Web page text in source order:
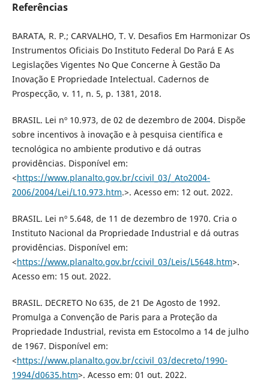
Referências
BARATA, R. P.; CARVALHO, T. V. Desafios Em Harmonizar Os
Instrumentos Oficiais Do Instituto Federal Do Pará E As
Legislações Vigentes No Que Concerne À Gestão Da
Inovação E Propriedade Intelectual. Cadernos de
Prospecção, v. 11, n. 5, p. 1381, 2018.
BRASIL. Lei nº 10.973, de 02 de dezembro de 2004. Dispõe
sobre incentivos à inovação e à pesquisa científica e
tecnológica no ambiente produtivo e dá outras
providências. Disponível em:
<https://www.planalto.gov.br/ccivil_03/_Ato2004-
2006/2004/Lei/L10.973.htm.>. Acesso em: 12 out. 2022.
BRASIL. Lei nº 5.648, de 11 de dezembro de 1970. Cria o
Instituto Nacional da Propriedade Industrial e dá outras
providências. Disponível em:
<https://www.planalto.gov.br/ccivil_03/Leis/L5648.htm>.
Acesso em: 15 out. 2022.
BRASIL. DECRETO No 635, de 21 De Agosto de 1992.
Promulga a Convenção de Paris para a Proteção da
Propriedade Industrial, revista em Estocolmo a 14 de julho
de 1967. Disponível em:
<https://www.planalto.gov.br/ccivil_03/decreto/1990-
1994/d0635.htm>. Acesso em: 01 out. 2022.